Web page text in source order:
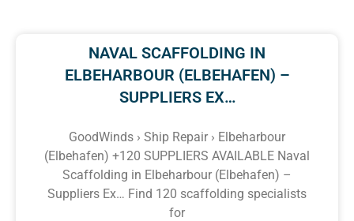
NAVAL SCAFFOLDING IN
ELBEHARBOUR (ELBEHAFEN) –
SUPPLIERS EX…
GoodWinds › Ship Repair › Elbeharbour
(Elbehafen) +120 SUPPLIERS AVAILABLE Naval
Scaffolding in Elbeharbour (Elbehafen) –
Suppliers Ex… Find 120 scaffolding specialists
for